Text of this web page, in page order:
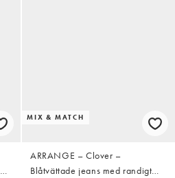
MIX & MATCH
ARRANGE – Clover –
Blåtvättade jeans med randigt